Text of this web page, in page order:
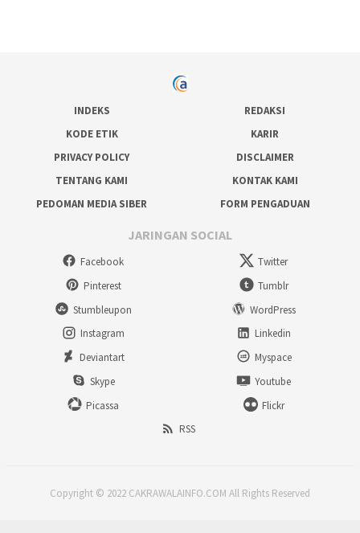
INDEKS
REDAKSI
KODE ETIK
KARIR
PRIVACY POLICY
DISCLAIMER
TENTANG KAMI
KONTAK KAMI
PEDOMAN MEDIA SIBER
FORM PENGADUAN
JARINGAN SOCIAL
Facebook
Twitter
Pinterest
Tumblr
Stumbleupon
WordPress
Instagram
Linkedin
Deviantart
Myspace
Skype
Youtube
Picassa
Flickr
RSS
Copyright © 2022 CAKRAWALAINFO.COM All Rights Reserved